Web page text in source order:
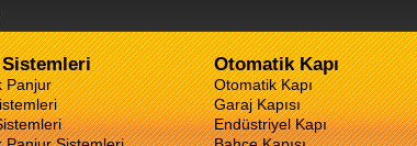
Panjur
Otomatik Kapı
Otomatik Kapı
Garaj Kapısı
Endüstriyel Kapı